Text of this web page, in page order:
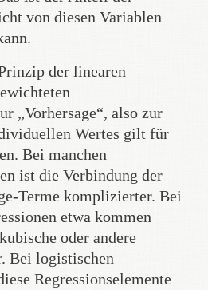
von diesen Variablen
der linearen
„Vorhersage“, also zur
Wertes gilt für
Bei manchen
ist die Verbindung der
Terme komplizierter. Bei
etwa kommen
oder andere
Bei logistischen
Regressionselemente